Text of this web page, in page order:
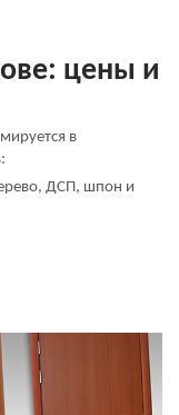
цены и
в
ДСП, шпон и